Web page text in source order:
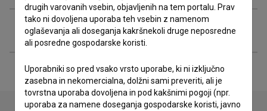
Financiranje
drugih varovanih vsebin, objavljenih na tem portalu. Prav
tako ni dovoljena uporaba teh vsebin z namenom
oglaševanja ali doseganja kakršnekoli druge neposredne
ali posredne gospodarske koristi.
Uporabniki so pred vsako vrsto uporabe, ki ni izključno
zasebna in nekomercialna, dolžni sami preveriti, ali je
tovrstna uporaba dovoljena in pod kakšnimi pogoji (npr.
uporaba za namene doseganja gospodarske koristi, javno